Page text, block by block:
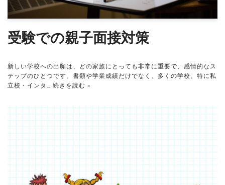
受験での親子面接対策
新しい学校への出願は、どの家族にとっても非常に重要で、感情的なス
テップのひとつです。書類や学業成績だけでなく、多くの学校、特に私
立校・インタ… 続きを読む »